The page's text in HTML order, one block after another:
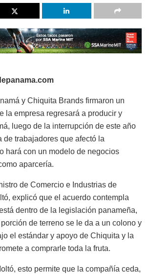
y Chiquita Brands firmaron un
la empresa regresará a producir y
luego de la interrupción de este año
de trabajadores que afectó la
hará con un modelo de negocios
aparcería.
de Comercio e Industrias de
explicó que el acuerdo contempla
dentro de la legislación panameña,
de terreno se le da a un colono y
el estándar y apoyo de Chiquita y la
a comprarle toda la fruta.
esto permite que la compañía ceda,